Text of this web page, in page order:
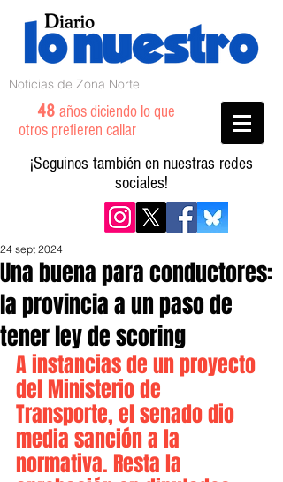
Noticias de Zona Norte
48 años diciendo lo que
otros prefieren callar
¡Seguinos también en nuestras redes
sociales!
Una buena para conductores:
la provincia a un paso de
tener ley de scoring
24 sept 2024
A instancias de un proyecto
del Ministerio de
Transporte, el senado dio
media sanción a la
normativa. Resta la